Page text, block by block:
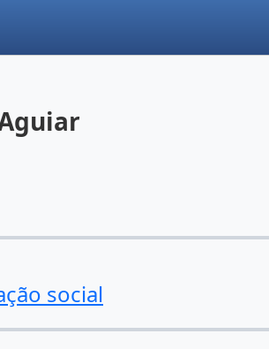
social